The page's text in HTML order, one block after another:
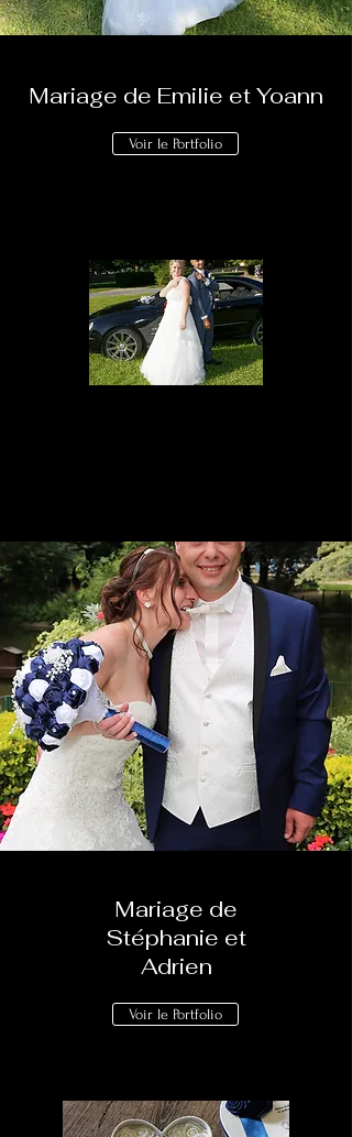
Mariage de Emilie et Yoann
Voir le Portfolio
Mariage de
Stéphanie et
Adrien
Voir le Portfolio